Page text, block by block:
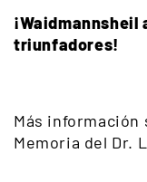
triunfadores!
Más información
Memoria del Dr.